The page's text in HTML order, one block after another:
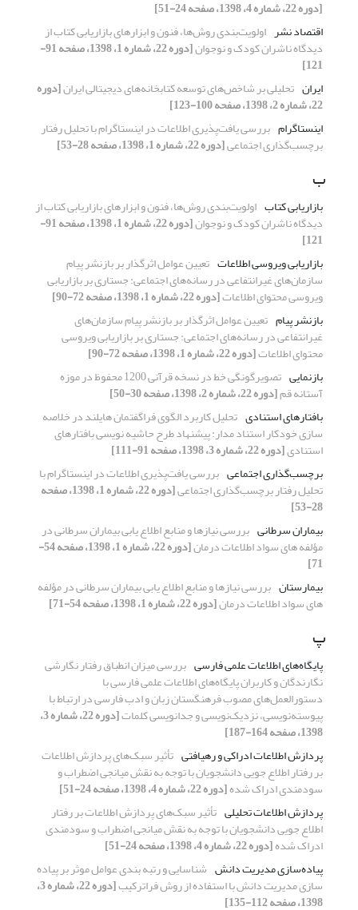
[دوره 22، شماره 4، 1398، صفحه 24-51]
اقتصاد نشر اولویت‌بندی روش‌ها، فنون و ابزارهای بازاریابی کتاب از
دیدگاه ناشران کودک و نوجوان [دوره 22، شماره 1، 1398، صفحه 91-
121]
ایران تحلیلی بر شاخص‌های توسعه کتابخانه‌های دیجیتالی ایران[دوره
22، شماره 2، 1398، صفحه 100-123]
اینستاگرام بررسی یافت‌پذیری اطلاعات در اینستاگرام با تحلیل رفتار
برچسب‌گذاری اجتماعی[دوره 22، شماره 1، 1398، صفحه 28-53]
ب
بازاریابی کتاب اولویت‌بندی روش‌ها، فنون و ابزارهای بازاریابی کتاب از
دیدگاه ناشران کودک و نوجوان [دوره 22، شماره 1، 1398، صفحه 91-
121]
بازاریابی ویروسی اطلاعات تعیین عوامل اثرگذار بر بازنشر پیام
سازمان‌های غیرانتفاعی در رسانه‌های اجتماعی: جستاری بر بازاریابی
ویروسی محتوای اطلاعات[دوره 22، شماره 1، 1398، صفحه 72-90]
بازنشر پیام تعیین عوامل اثرگذار بر بازنشر پیام سازمان‌های
غیرانتفاعی در رسانه‌های اجتماعی: جستاری بر بازاریابی ویروسی
محتوای اطلاعات[دوره 22، شماره 1، 1398، صفحه 72-90]
بازنمایی
تصویرگونگی خط در نسخه قرآنی 1200 محفوظ در موزه
آستانه قم[دوره 22، شماره 2، 1398، صفحه 30-50]
بافتارهای استنادی تحلیل کاربرد الگوی فراگفتمان هایلند در خلاصه
سازی خودکار استناد مدار: پیشنهاد طرح حاشیه نویسی بافتارهای
استنادی[دوره 22، شماره 3، 1398، صفحه 91-111]
برچسب‌گذاری اجتماعی بررسی یافت‌پذیری اطلاعات در اینستاگرام با
تحلیل رفتار برچسب‌گذاری اجتماعی [دوره 22، شماره 1، 1398، صفحه
28-53]
بیماران سرطانی بررسی نیازها و منابع اطلاع یابی بیماران سرطانی در
مؤلفه های سواد اطلاعات درمان [دوره 22، شماره 1، 1398، صفحه 54-
71]
بیمارستان بررسی نیازها و منابع اطلاع یابی بیماران سرطانی در مؤلفه
های سواد اطلاعات درمان[دوره 22، شماره 1، 1398، صفحه 54-71]
پ
پایگاه‌های اطلاعات علمی فارسی بررسی میزان انطباق رفتار نگارشی
نگارندگان و کاربران پایگاه‌های اطلاعات علمی فارسی با
دستورالعمل‌های مصوب فرهنگستان زبان و ادب فارسی در ارتباط با
پیوسته‌نویسی، نزدیک‌نویسی و جدانویسی کلمات [دوره 22، شماره 3،
1398، صفحه 164-187]
پردازش اطلاعات ادراکی و رهیافتی تأثیر سبک‌های پردازش اطلاعات
بر رفتار اطلاع جویی دانشجویان با توجه به نقش میانجی اضطراب و
سودمندی ادراک شده[دوره 22، شماره 4، 1398، صفحه 24-51]
پردازش اطلاعات تحلیلی تأثیر سبک‌های پردازش اطلاعات بر رفتار
اطلاع جویی دانشجویان با توجه به نقش میانجی اضطراب و سودمندی
ادراک شده[دوره 22، شماره 4، 1398، صفحه 24-51]
پیاده‌سازی مدیریت دانش شناسایی و رتبه بندی عوامل موثر بر پیاده
سازی مدیریت دانش با استفاده از روش فراترکیب [دوره 22، شماره 3،
1398، صفحه 112-135]